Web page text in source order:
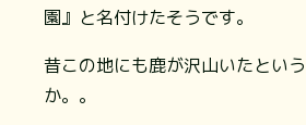
園』と名付けたそうです。
昔この地にも鹿が沢山いたとい
か。。